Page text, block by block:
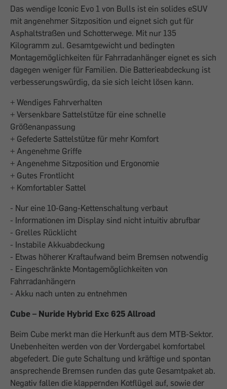
Das wendige Iconic Evo 1 von Bulls ist ein solides eSUV
mit angenehmer Sitzposition und eignet sich gut für
Asphaltstraßen und Schotterwege. Mit nur 135
Kilogramm zul. Gesamtgewicht und bedingten
Montagemöglichkeiten für Fahrradanhänger eignet es sich
dagegen weniger für Familien. Die Batterieabdeckung ist
verbesserungswürdig, da sie sich leicht lösen kann.
+ Wendiges Fahrverhalten
+ Versenkbare Sattelstütze für eine schnelle
Größenanpassung
+ Gefederte Sattelstütze für mehr Komfort
+ Angenehme Griffe
+ Angenehme Sitzposition und Ergonomie
+ Gutes Frontlicht
+ Komfortabler Sattel
- Nur eine 10-Gang-Kettenschaltung verbaut
- Informationen im Display sind nicht intuitiv abrufbar
- Grelles Rücklicht
- Instabile Akkuabdeckung
- Etwas höherer Kraftaufwand beim Bremsen notwendig
- Eingeschränkte Montagemöglichkeiten von
Fahrradanhängern
- Akku nach unten zu entnehmen
Cube – Nuride Hybrid Exc 625 Allroad
Beim Cube merkt man die Herkunft aus dem MTB-Sektor.
Unebenheiten werden von der Vordergabel komfortabel
abgefedert. Die gute Schaltung und kräftige und spontan
ansprechende Bremsen runden das gute Gesamtpaket ab.
Negativ fallen die klappernden Kotflügel auf, sowie der